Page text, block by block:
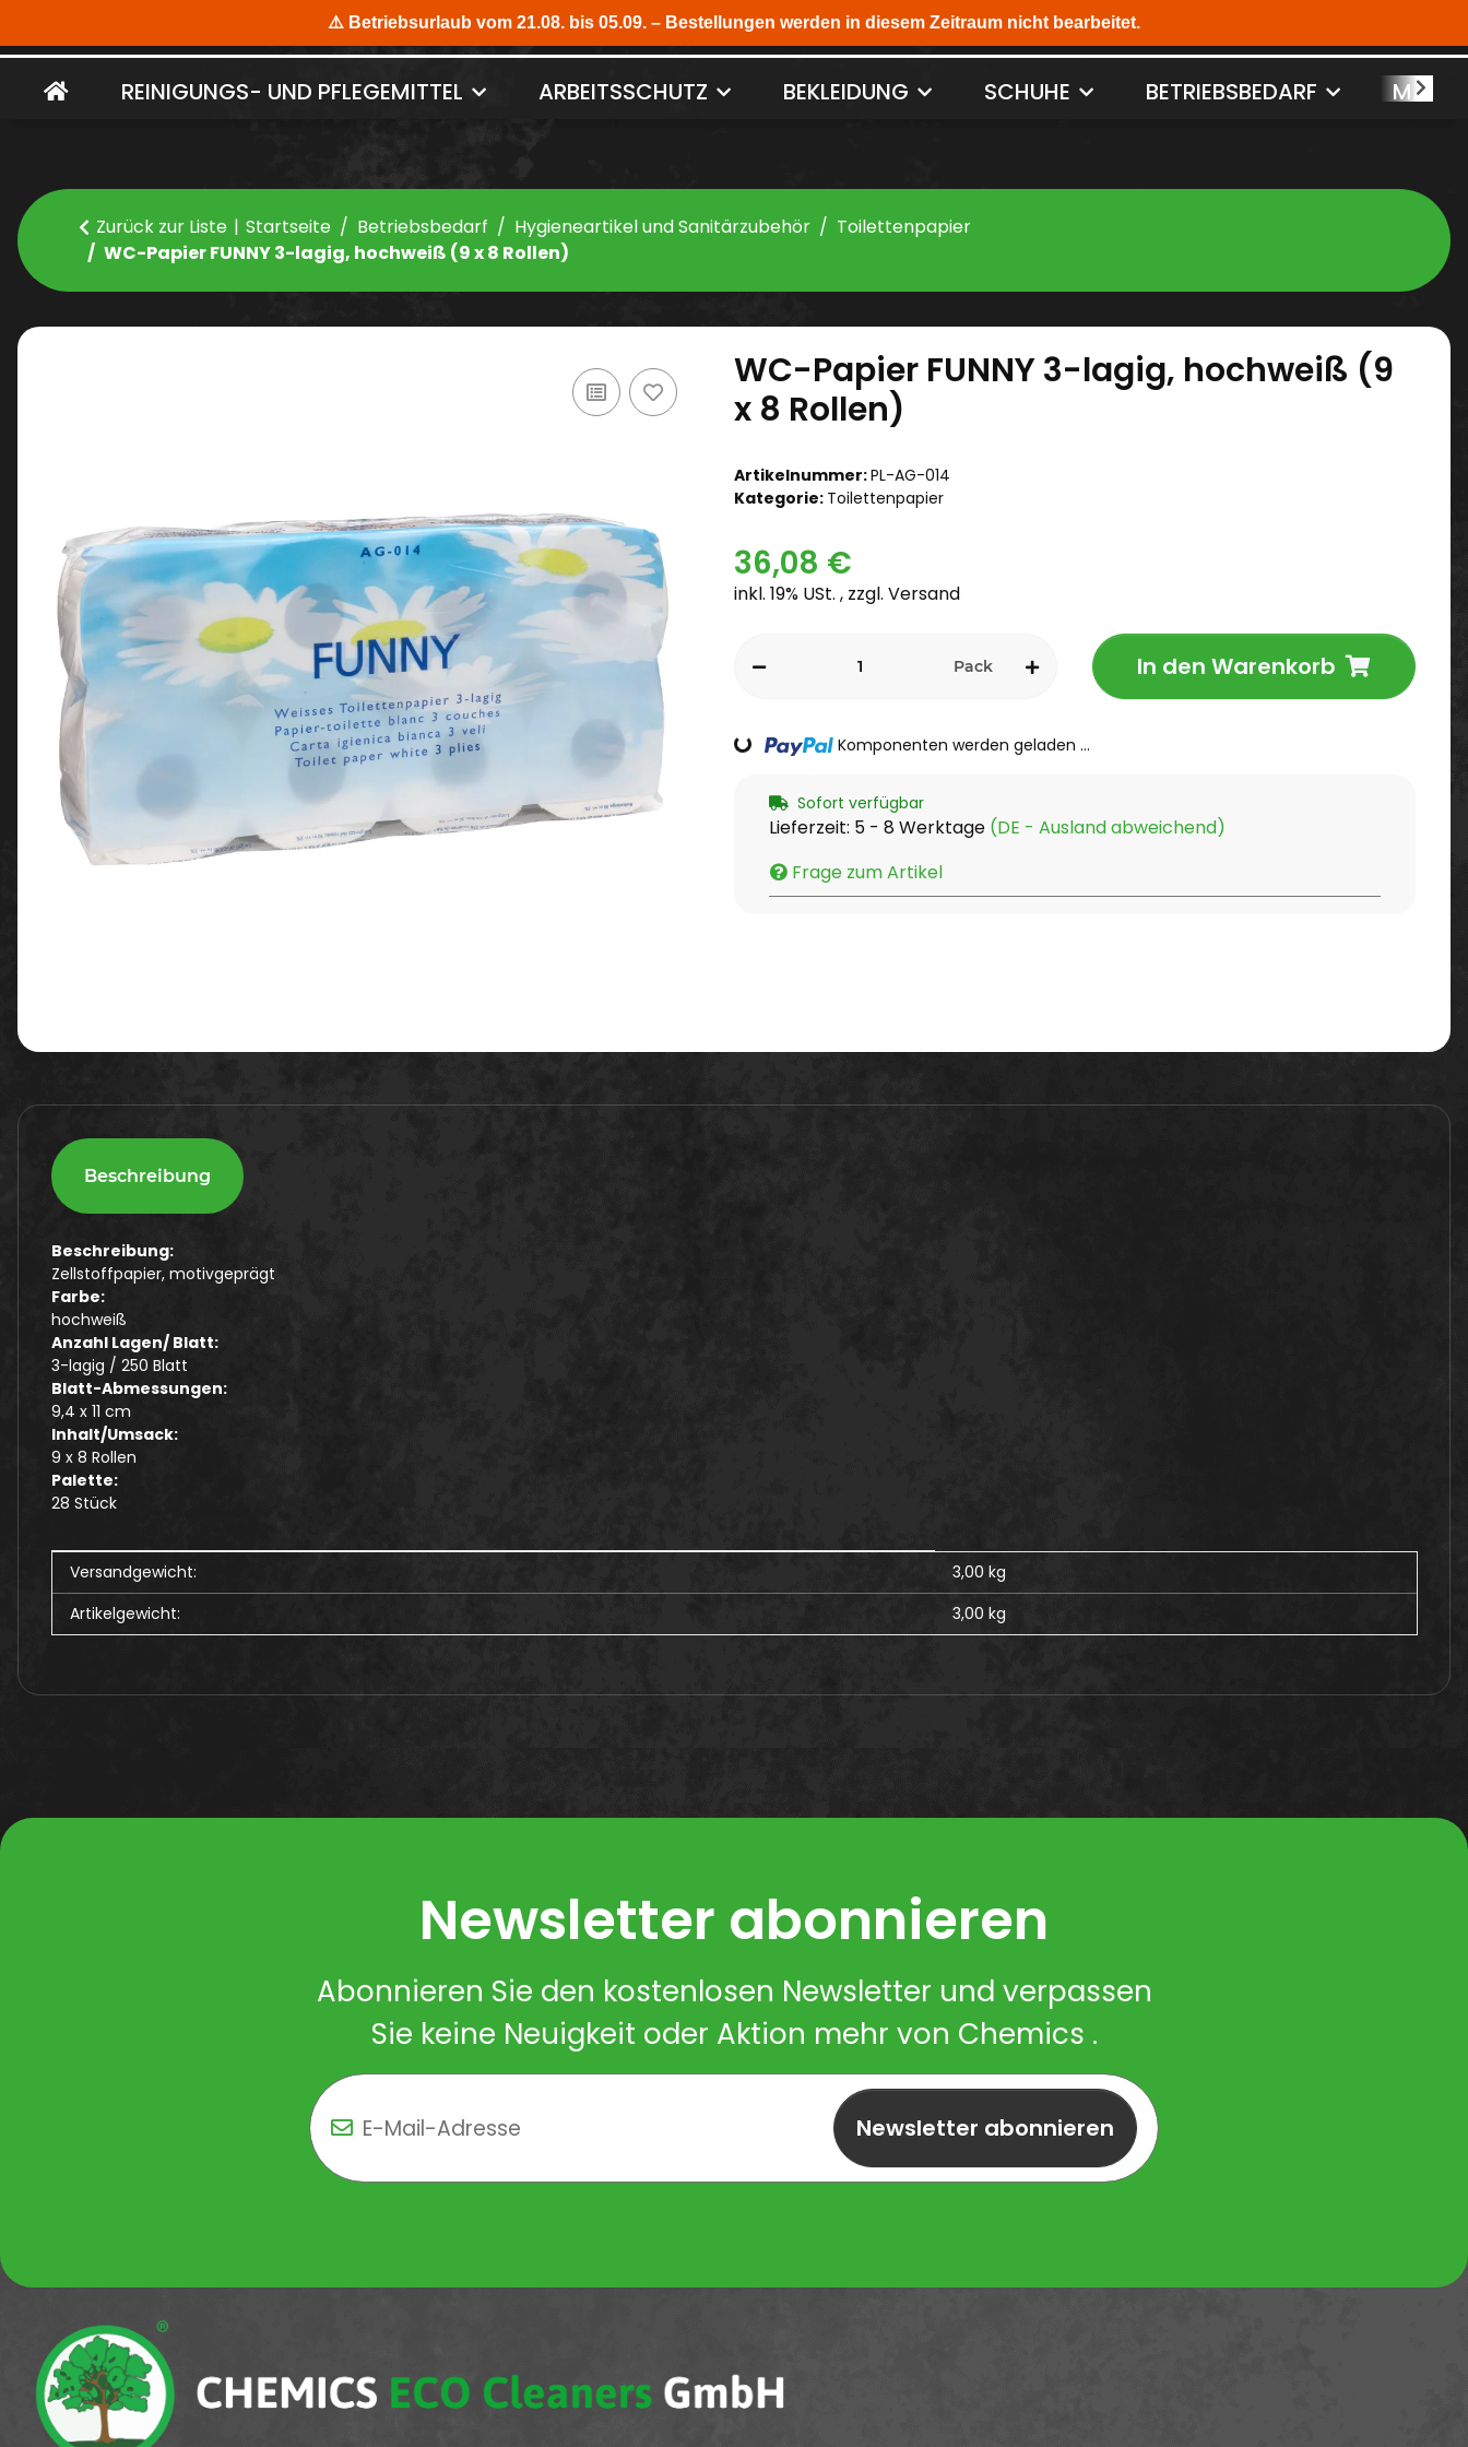
REINIGUNGS- UND PFLEGEMITTEL ARBEITSSCHUTZ BEKLEIDUNG SCHUHE BETRIEBSBEDARF
Zurück zur Liste Startseite Betriebsbedarf Hygieneartikel und Sanitärzubehör
Toilettenpapier
WC-Papier FUNNY 3-lagig, hochweiß (9 x 8 Rollen)
WC-Papier FUNNY 3-lagig, hochweiß (9
x 8 Rollen)
Artikelnummer:PL-AG-014
Kategorie: Toilettenpapier
36,08 €
inkl. 19% USt. , zzgl. Versand
Pack In den Warenkorb
Loading... Komponenten werden geladen ...
Sofort verfügbar
Lieferzeit: 5 - 8 Werktage (DE - Ausland abweichend)
Frage zum Artikel
Beschreibung
Beschreibung:
Zellstoffpapier, motivgeprägt
Farbe:
hochweiß
Anzahl Lagen/ Blatt:
3-lagig / 250 Blatt
Blatt-Abmessungen:
9,4 x 11 cm
Inhalt/Umsack:
9 x 8 Rollen
Palette:
28 Stück
Produkteigenschaft
Wert
Versandgewicht:
3,00 kg
Artikelgewicht:
3,00 kg
Newsletter abonnieren
Abonnieren Sie den kostenlosen Newsletter und verpassen
Sie keine Neuigkeit oder Aktion mehr von Chemics .
Newsletter abonnieren